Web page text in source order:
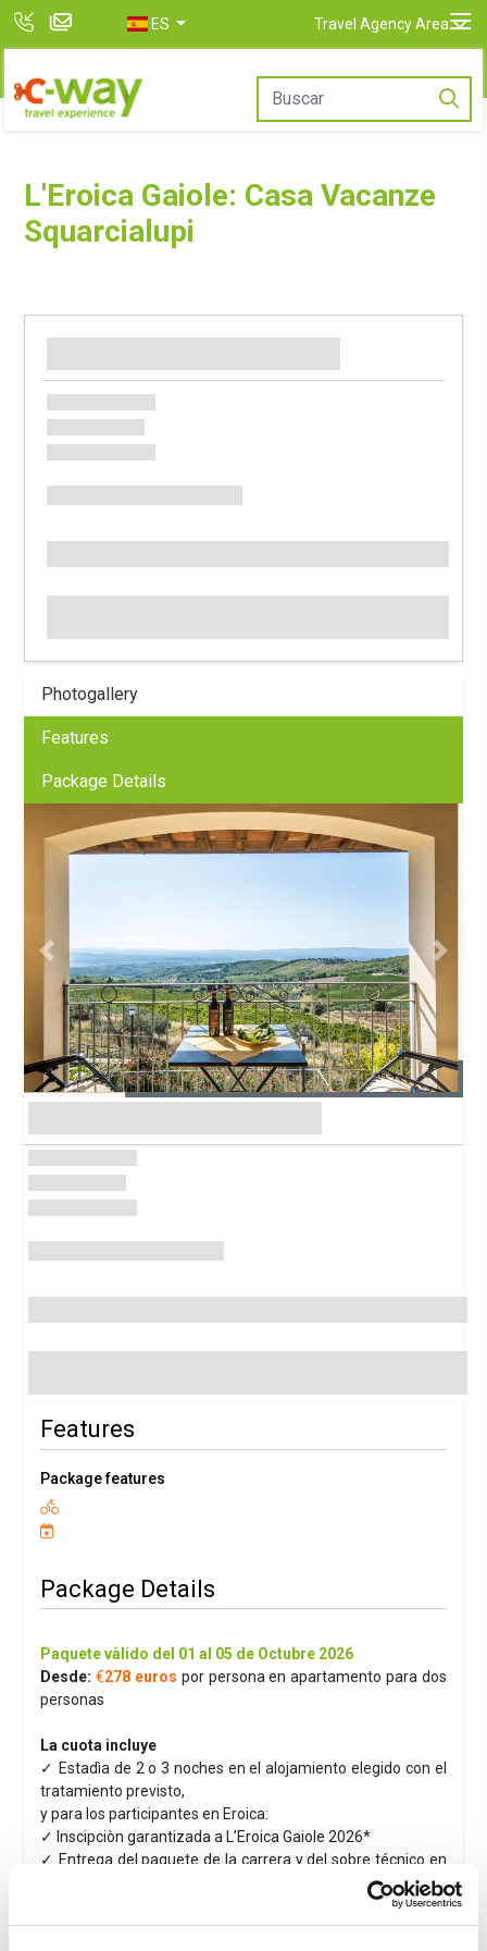
ES Travel Agency Area
L'Eroica Gaiole: Casa Vacanze
Squarcialupi
Photogallery
Features
Package Details
Previous Next
Features
Package features
Package Details
Paquete vàlido del 01 al 05 de Octubre 2026
Desde: €278 euros por persona en apartamento para dos
personas
La cuota incluye
✓ Estadìa de 2 o 3 noches en el alojamiento elegido con el
tratamiento previsto,
y para los participantes en Eroica:
✓ Inscipciòn garantizada a L’Eroica Gaiole 2026*
✓ Entrega del paquete de la carrera y del sobre técnico en
✓ Cobertura de seguro diario para eventos organizados en
Italia por Eroica Italia S.S.D. a r.l.